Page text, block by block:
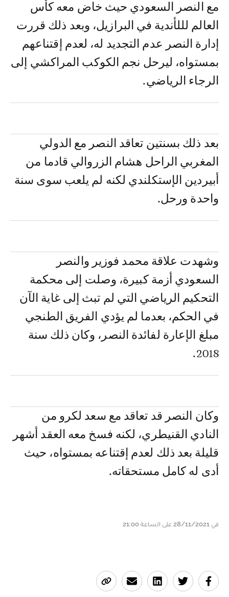
مع النصر السعودي حيث خاض معه كأس
العالم لللأندية في البرازيل، وبعد ذلك قررت
إدارة النصر عدم التجديد له، لعدم إقتناعهم
بمستواه، ليرحل نجم الكوكب المراكشي إلى
الرجاء الرياضي.
بعد ذلك بسنتين تعاقد النصر مع الدولي
المغربي الراحل هشام الزروالي قادما من
أبيردين الإستكلندي لكنه لم يلعب سوى سنة
واحدة ورحل.
وشهدت علاقة محمد فوزير والنصر
السعودي أزمة كبيرة، وصلت إلى محكمة
التحكيم الرياضي التي لم تبث إلى غاية الآن
في الحكم، بعدما لم يؤدي الفريق الطنجي
مبلغ الإعارة لفائدة النصر، وكان ذلك سنة
2018.
وكان النصر قد تعاقد مع سعد لكرو من
النادي القنيطري، لكنه فسخ معه العقد أشهر
قليلة بعد ذلك لعدم إقتناعه بمستواه، حيث
أدى له كامل مستحقاته.
في 28/11/2021 على الساعة 21:00